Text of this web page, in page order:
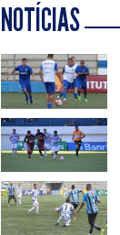
NOTÍCIAS